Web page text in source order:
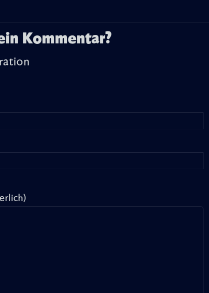
Kommentar?
(erforderlich)